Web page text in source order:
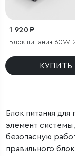
1 920 ₽
Блок питания 60W
КУПИТЬ
Блок питания
элемент
безопасную
правильного